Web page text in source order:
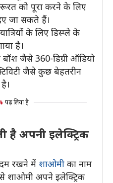
को पूरा करने के लिए
जा सकते हैं।
के लिए डिस्प्ले के
है।
जैसे 360-डिग्री ऑडियो
जैसे कुछ बेहतरीन
पढ़ लिया है
है अपनी इलेक्ट्रिक
रखने में शाओमी का नाम
अपने इलेक्ट्रिक